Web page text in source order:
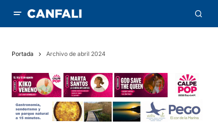
Portada Archivo de abril 2024